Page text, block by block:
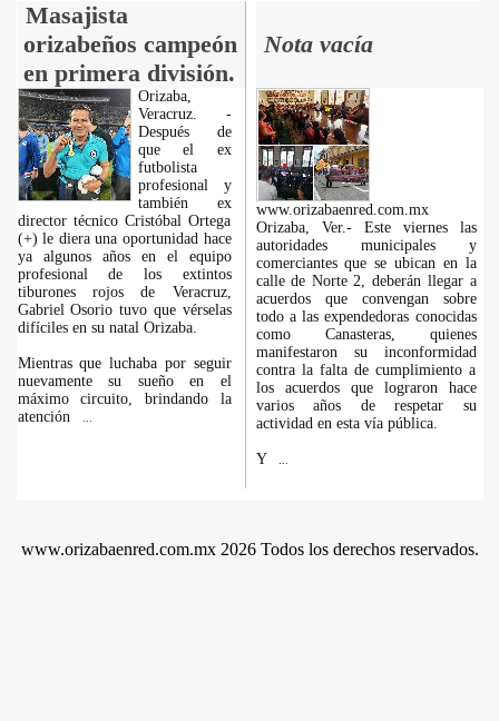
Masajista
orizabeños campeón
en primera división.
Nota vacía
Orizaba,
Veracruz. -
Después de
que el ex
futbolista
profesional y
también ex
director técnico Cristóbal Ortega
(+) le diera una oportunidad hace
ya algunos años en el equipo
profesional de los extintos
tiburones rojos de Veracruz,
Gabriel Osorio tuvo que vérselas
difíciles en su natal Orizaba.
Mientras que luchaba por seguir
nuevamente su sueño en el
máximo circuito, brindando la
atención
www.orizabaenred.com.mx
Orizaba, Ver.- Este viernes las
autoridades municipales y
comerciantes que se ubican en la
calle de Norte 2, deberán llegar a
acuerdos que convengan sobre
todo a las expendedoras conocidas
como Canasteras, quienes
manifestaron su inconformidad
contra la falta de cumplimiento a
los acuerdos que lograron hace
varios años de respetar su
actividad en esta vía pública.
Y
www.orizabaenred.com.mx 2026 Todos los derechos reservados.